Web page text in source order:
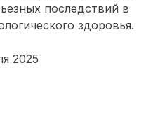
последствий в
здоровья.
2025